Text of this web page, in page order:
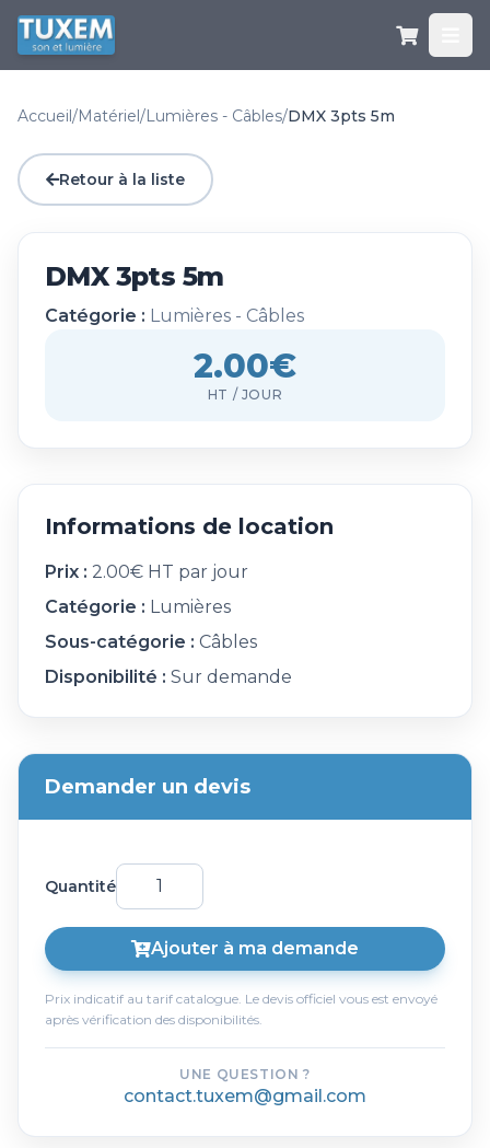
Accueil/Matériel/Lumières - Câbles/DMX 3pts 5m
Retour à la liste
DMX 3pts 5m
Catégorie : Lumières - Câbles
2.00€
HT / JOUR
Informations de location
Prix : 2.00€ HT par jour
Catégorie : Lumières
Sous-catégorie : Câbles
Disponibilité : Sur demande
Demander un devis
Quantité
Ajouter à ma demande
Prix indicatif au tarif catalogue. Le devis officiel vous est envoyé
après vérification des disponibilités.
UNE QUESTION ?
contact.tuxem@gmail.com